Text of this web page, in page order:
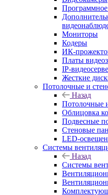
Программное
Мониторы
Кодеры
ИК-
Платы
IP-
Жесткие
Потолочные и
Назад
Потолочные
Облицовка
Подвесные
Стеновые
LED-
Системы
Назад
Системы